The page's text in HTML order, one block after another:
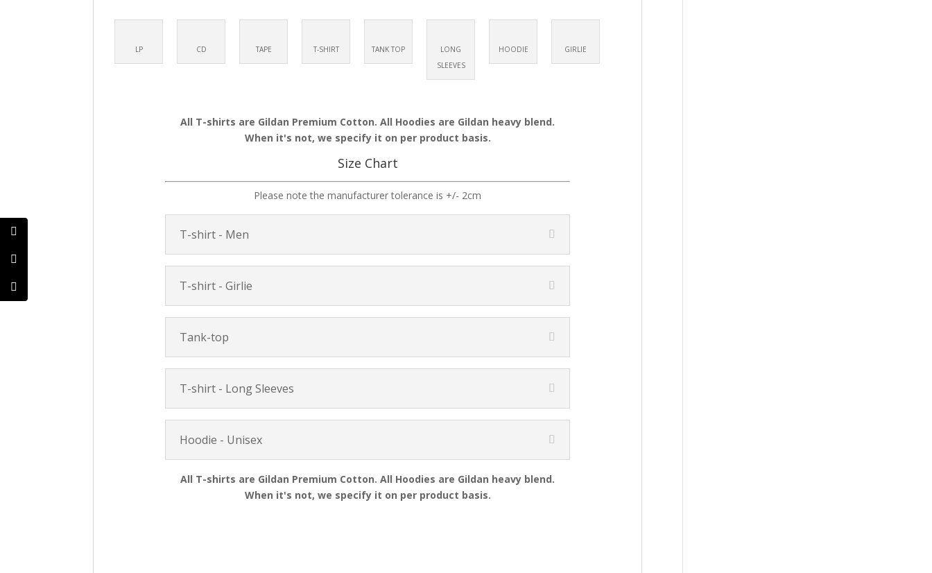
LP CD TAPE T-SHIRT TANK TOP
LONG
SLEEVES
HOODIE GIRLIE
All T-shirts are Gildan Premium Cotton. All Hoodies are Gildan heavy blend.
When it's not, we specify it on per product basis.
Size Chart
Please note the manufacturer tolerance is +/- 2cm
T-shirt - Men
T-shirt - Girlie
Tank-top
T-shirt - Long Sleeves
Hoodie - Unisex
All T-shirts are Gildan Premium Cotton. All Hoodies are Gildan heavy blend.
When it's not, we specify it on per product basis.